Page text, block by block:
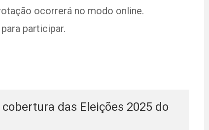
ocorrerá no modo online.
participar.
das Eleições 2025 do